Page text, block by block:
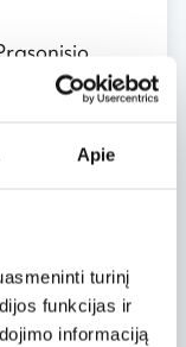
Apie
turinį
funkcijas ir
informaciją
vėjai.
pavadinimas
ryškesne
visiškai
Prasonisyje
kad